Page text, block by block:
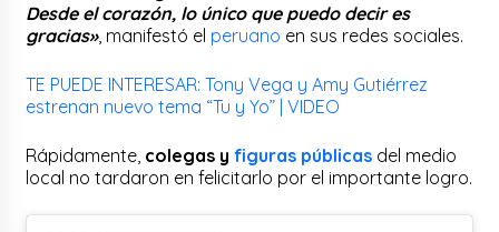
Desde el corazón, lo único que puedo decir es
gracias», manifestó el peruano en sus redes sociales.
TE PUEDE INTERESAR: Tony Vega y Amy Gutiérrez
estrenan nuevo tema “Tu y Yo” | VIDEO
Rápidamente, colegas yfiguras públicas del medio
local no tardaron en felicitarlo por el importante logro.